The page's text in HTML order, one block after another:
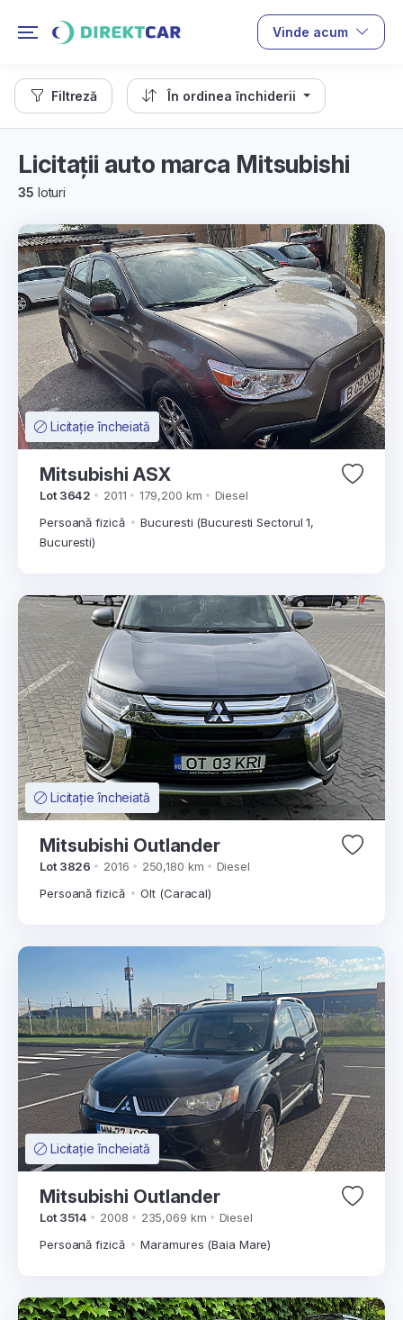
Vinde acum
Filtreză În ordinea închiderii
Licitații auto marca Mitsubishi
35 loturi
Licitație încheiată
Mitsubishi ASX
Lot 3642 2011 179,200 km
Diesel
Persoană fizică
Bucuresti (Bucuresti Sectorul 1,
Bucuresti)
Licitație încheiată
Mitsubishi Outlander
Lot 3826 2016 250,180 km
Diesel
Persoană fizică
Olt (Caracal)
Licitație încheiată
Mitsubishi Outlander
Lot 3514 2008 235,069 km
Diesel
Persoană fizică
Maramures (Baia Mare)